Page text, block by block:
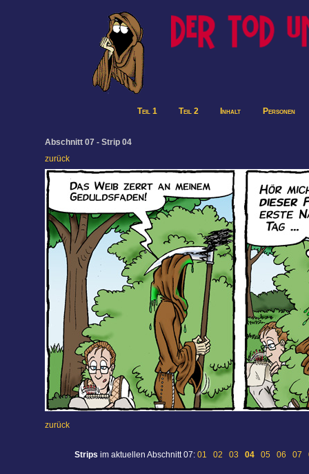
Teil 1 Teil 2 Inhalt Personen
Abschnitt 07 - Strip 04
zurück
zurück
Strips im aktuellen Abschnitt 07: 01 02 03 04 05 06 07